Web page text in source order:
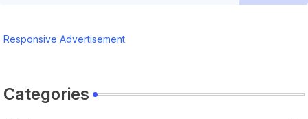
Responsive Advertisement
Categories